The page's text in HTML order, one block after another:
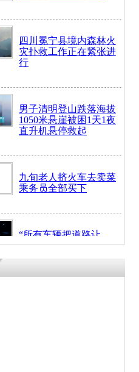
四川冕宁县境内森林火
灾扑救工作正在紧张进
行
男子清明登山跌落海拔
1050米悬崖被困1天1夜
直升机悬停救起
九旬老人挤火车去卖菜
乘务员全部买下
“所有车辆把道路让
开！”儿童突发疾病交